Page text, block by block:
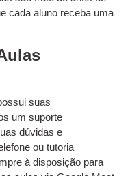
cada aluno receba uma
suas
um suporte
dúvidas e
ou tutoria
à disposição para